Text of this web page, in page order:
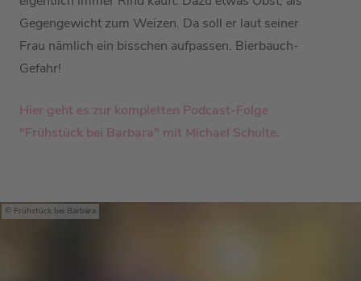
Gegengewicht zum Weizen. Da soll er laut seiner
Frau nämlich ein bisschen aufpassen. Bierbauch-
Gefahr!
Hier geht es zur kompletten Podcast-Folge
"Frühstück bei Barbara" mit Michael Schulte.
Frühstück bei Barbara